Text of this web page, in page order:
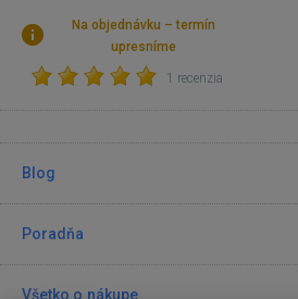
Na objednávku – termín
upresníme
1 recenzia
Blog
Poradňa
Všetko o nákupe